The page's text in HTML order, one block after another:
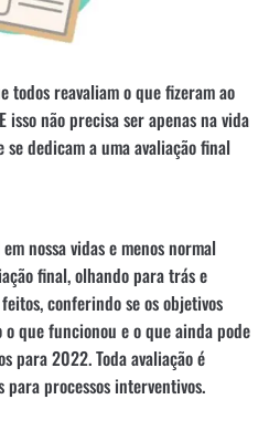
todos reavaliam o que fizeram ao
isso não precisa ser apenas na vida
se dedicam a uma avaliação final
nossa vidas e menos normal
final, olhando para trás e
conferindo se os objetivos
que funcionou e o que ainda pode
para 2022. Toda avaliação é
processos interventivos.